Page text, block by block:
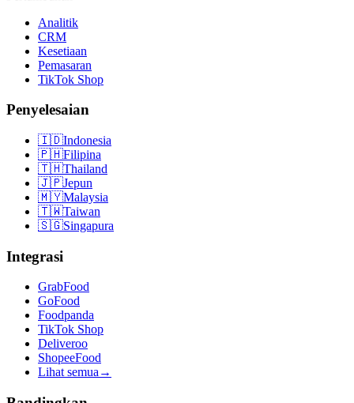
Analitik
CRM
Kesetiaan
Pemasaran
TikTok Shop
Penyelesaian
🇮🇩Indonesia
🇵🇭Filipina
🇹🇭Thailand
🇯🇵Jepun
🇲🇾Malaysia
🇹🇼Taiwan
🇸🇬Singapura
Integrasi
GrabFood
GoFood
Foodpanda
TikTok Shop
Deliveroo
ShopeeFood
Lihat semua→